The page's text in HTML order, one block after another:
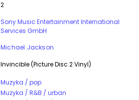
2
Sony Music Entertainment International
Services GmbH
Michael Jackson
Invincible (Picture Disc 2 Vinyl)
Muzyka / pop
Muzyka / R&B / urban